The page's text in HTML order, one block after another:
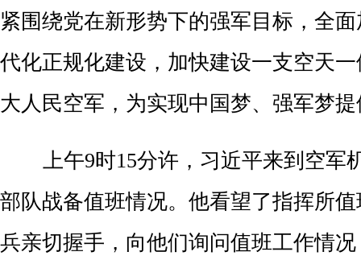
紧围绕党在新形势下的强军目标，全
代化正规化建设，加快建设一支空天
大人民空军，为实现中国梦、强军梦
上午9时15分许，习近平来到空军
部队战备值班情况。他看望了指挥所
兵亲切握手，向他们询问值班工作情